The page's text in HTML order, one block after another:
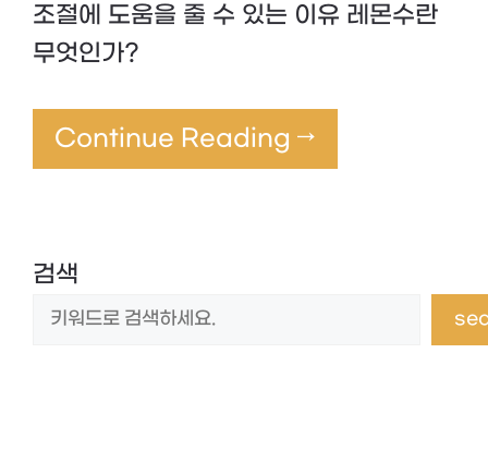
조절에 도움을 줄 수 있는 이유 레몬수란
무엇인가?
Continue Reading →
검색